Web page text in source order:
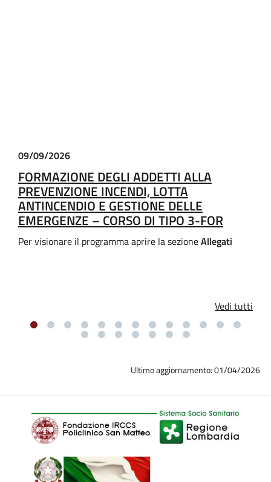
09/09/2026
FORMAZIONE DEGLI ADDETTI ALLA
PREVENZIONE INCENDI, LOTTA
ANTINCENDIO E GESTIONE DELLE
EMERGENZE – CORSO DI TIPO 3-FOR
Per visionare il programma aprire la sezioneAllegati
Vedi tutti
Ultimo aggiornamento: 01/04/2026